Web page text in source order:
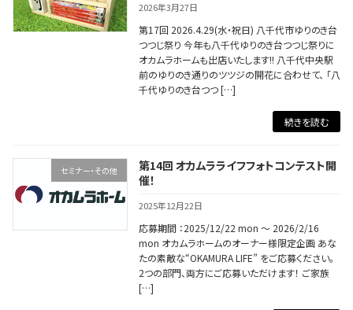
2026年3月27日
第17回 2026.4.29(水・祝日) 八千代市ゆりのき台
つつじ祭り 今年も八千代ゆりのき台つつじ祭りに
オカムラホームも出店いたします!! 八千代中央駅
前のゆりのき通りのツツジの開花に合わせて、 「八
千代ゆりのき台つつ […]
続きを読む
セミナー・その他
第14回 オカムラライフフォトコンテスト開
催！
2025年12月22日
応募期間 ：2025/12/22 mon 〜 2026/2/16
mon オカムラホームのオーナー様限定企画 あな
たの素敵な“OKAMURA LIFE” をご応募ください。
2つの部門、両方にご応募いただけます！ ご家族
[…]